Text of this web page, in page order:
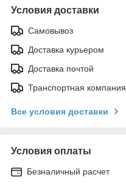
Условия доставки
Самовывоз
Доставка курьером
Доставка почтой
Транспортная компания
Все условия доставки
Условия оплаты
Безналичный расчет